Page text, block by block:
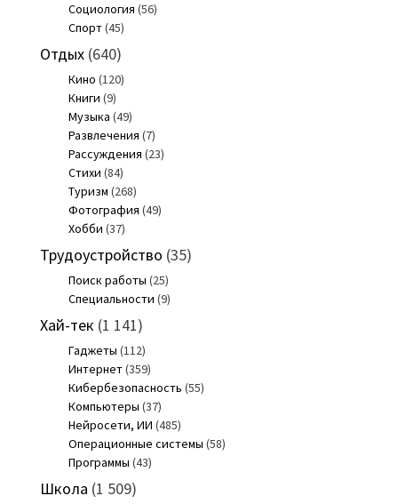
Социология (56)
Спорт(45)
Отдых(640)
Кино (120)
Книги (9)
Музыка (49)
Развлечения (7)
Рассуждения (23)
Стихи (84)
Туризм (268)
Фотография (49)
Хобби (37)
Трудоустройство (35)
Поиск работы (25)
Специальности (9)
Хай-тек (1 141)
Гаджеты (112)
Интернет(359)
Кибербезопасность (55)
Компьютеры (37)
Нейросети, ИИ (485)
Операционные системы (58)
Программы (43)
Школа (1 509)